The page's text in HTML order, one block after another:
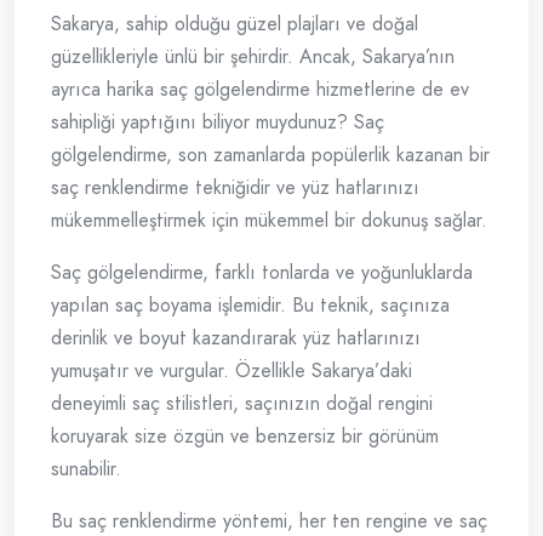
Sakarya, sahip olduğu güzel plajları ve doğal
güzellikleriyle ünlü bir şehirdir. Ancak, Sakarya’nın
ayrıca harika saç gölgelendirme hizmetlerine de ev
sahipliği yaptığını biliyor muydunuz? Saç
gölgelendirme, son zamanlarda popülerlik kazanan bir
saç renklendirme tekniğidir ve yüz hatlarınızı
mükemmelleştirmek için mükemmel bir dokunuş sağlar.
Saç gölgelendirme, farklı tonlarda ve yoğunluklarda
yapılan saç boyama işlemidir. Bu teknik, saçınıza
derinlik ve boyut kazandırarak yüz hatlarınızı
yumuşatır ve vurgular. Özellikle Sakarya’daki
deneyimli saç stilistleri, saçınızın doğal rengini
koruyarak size özgün ve benzersiz bir görünüm
sunabilir.
Bu saç renklendirme yöntemi, her ten rengine ve saç